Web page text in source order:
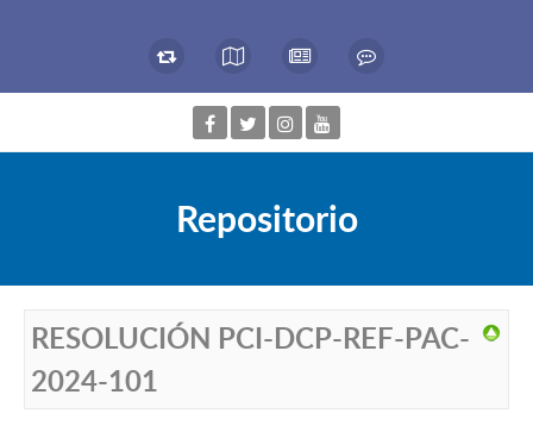
Repositorio
RESOLUCIÓN PCI-DCP-REF-PAC-
2024-101